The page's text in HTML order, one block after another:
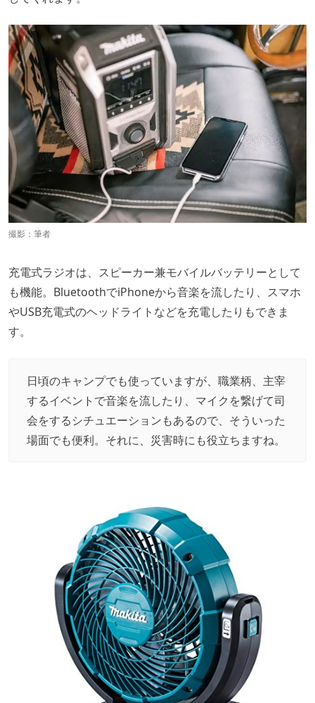
撮影：筆者
充電式ラジオは、スピーカー兼モバイルバッテリーとして
も機能。BluetoothでiPhoneから音楽を流したり、スマホ
やUSB充電式のヘッドライトなどを充電したりもできま
す。
日頃のキャンプでも使っていますが、職業柄、主宰
するイベントで音楽を流したり、マイクを繋げて司
会をするシチュエーションもあるので、そういった
場面でも便利。それに、災害時にも役立ちますね。